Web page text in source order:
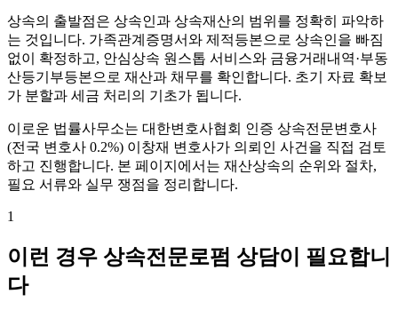
상속의 출발점은 상속인과 상속재산의 범위를 정확히 파악하
는 것입니다. 가족관계증명서와 제적등본으로 상속인을 빠짐
없이 확정하고, 안심상속 원스톱 서비스와 금융거래내역·부동
산등기부등본으로 재산과 채무를 확인합니다. 초기 자료 확보
가 분할과 세금 처리의 기초가 됩니다.
이로운 법률사무소는 대한변호사협회 인증 상속전문변호사
(전국 변호사 0.2%) 이창재 변호사가 의뢰인 사건을 직접 검토
하고 진행합니다. 본 페이지에서는 재산상속의 순위와 절차,
필요 서류와 실무 쟁점을 정리합니다.
1
이런 경우 상속전문로펌 상담이 필요합니
다